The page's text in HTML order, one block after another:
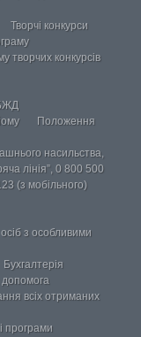
Творчі конкурси
творчих конкурсів
Положення
насильства,
лінія”, 0 800 500
(з мобільного)
з особливими
Бухгалтерія
допомога
всіх отриманих
програми